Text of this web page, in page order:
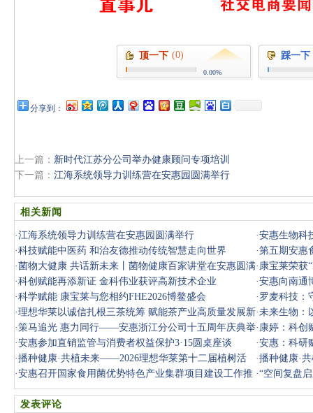
顶一下 (0)
0.00%
踩一下
分享到：
上一篇： 新时代江苏分公司举办健康顾问专项培训
下一篇： 江海系统领导力训练营在安惠园圆满举行
相关新闻
·江海系统领导力训练营在安惠园圆满举行 ·安惠生物科
·科技赋能中医药 和治友德推动传统智慧走向世界 ·第五期安惠
·菌物大健康 共话新未来丨菌物健康百家讲堂在安惠圆满
举行
· 康宝莱荣获
康新未来
·科创赋能再添新证 金科伟业获评高新技术企业 ·安惠向南通
·科学赋能 康宝莱与您相约FHE2026博鳌盛会 · 罗麦科技：
·理想华莱以诚信扎根三茶统筹 赋能茶产业高质量发展新
篇章
·未来生物：
·策马追光 惠力同行——安惠浙江分公司十五周年庆典举
行
· 康婷：科创
·安惠参加直销监管与消费者权益保护3·15圆桌座谈 ·安惠：科研
·播种健康·共植未来——2026理想华莱第十二届植树活
动圆满举行
·播种健康·
动圆满举行
·安惠召开国家食用菌优势特色产业集群项目建设工作推
进会‌
·“空间复盘
讲
发表评论